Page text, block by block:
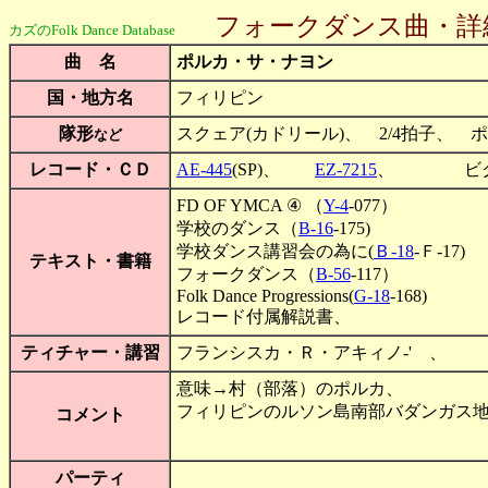
カズのFolk Dance Database フォークダンス曲・詳
曲 名
ポルカ・サ・ナヨン
国・地方名
フィリピン
隊形など
スクェア(カドリール)、 2/4拍子、 ポ
レコード・ＣＤ
AE-445(SP)、 EZ-7215 、 ビク
テキスト・書籍
FD OF YMCA ④ （Y-4-077）
学校のダンス（B-16-175)
学校ダンス講習会の為に( Ｂ-18-Ｆ-17)
フォークダンス（B-56-117）
Folk Dance Progressions(G-18-168)
レコード付属解説書、
ティチャー・講習
フランシスカ・Ｒ・アキィノ-' 、
コメント
意味→村（部落）のポルカ、
フィリピンのルソン島南部バダンガス
パーティ